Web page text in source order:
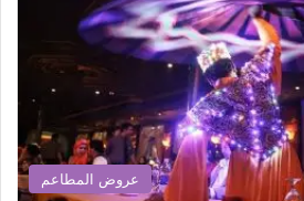
عروض المطاعم